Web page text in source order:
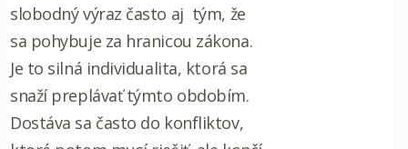
slobodný výraz často aj tým, že
sa pohybuje za hranicou zákona.
Je to silná individualita, ktorá sa
snaží preplávať týmto obdobím.
Dostáva sa často do konfliktov,